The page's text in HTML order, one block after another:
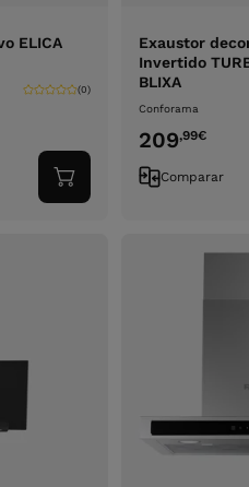
ELICA
(0)
Adicionar
ao
Exaustor
Invertido
BLIXA
Conforama
209,99€
Comparar